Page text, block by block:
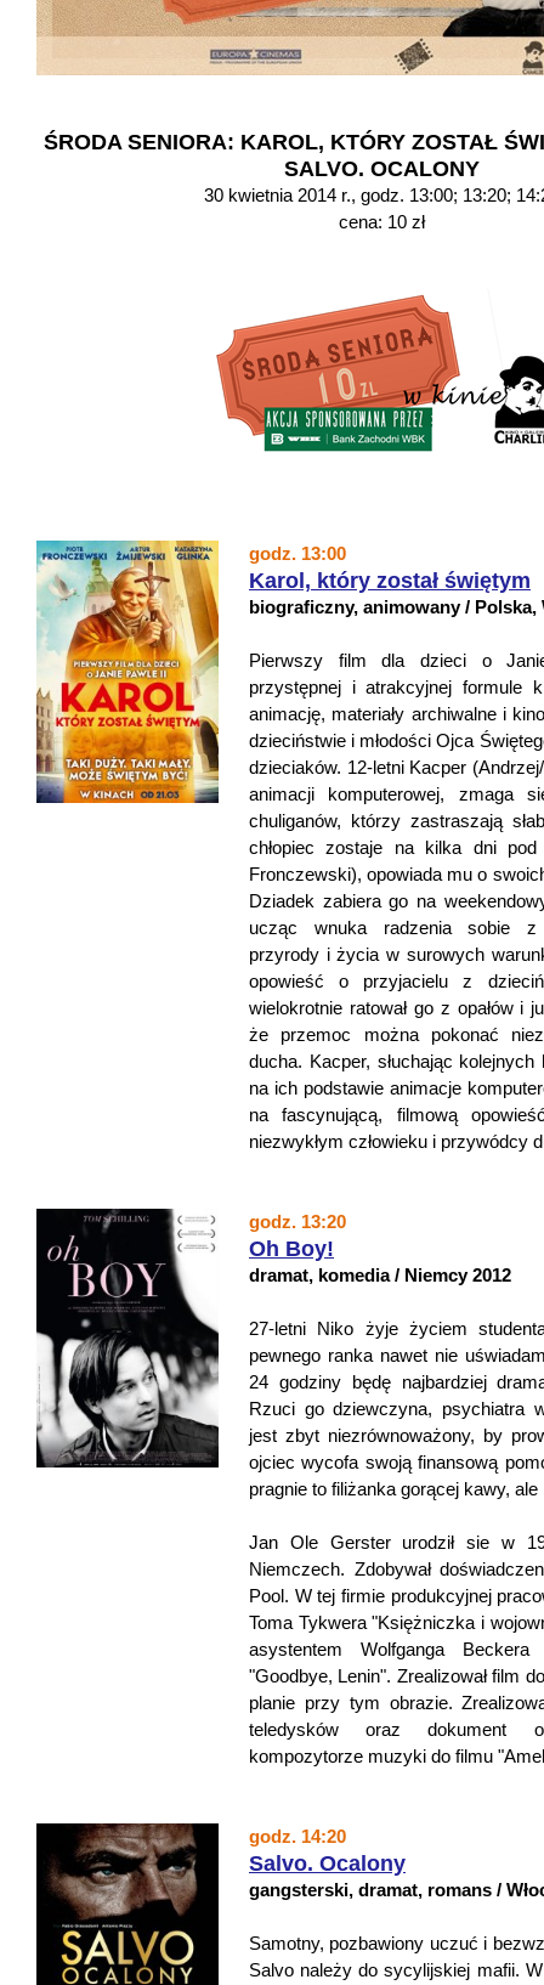
ŚRODA SENIORA: KAROL, KTÓRY ZOSTAŁ
SALVO. OCALONY
30 kwietnia 2014 r., godz. 13:00; 13:20;
cena: 10 zł
godz. 13:00
Karol, który został świętym
biograficzny, animowany / Polska,
Pierwszy film dla dzieci o
przystępnej i atrakcyjnej formule
animację, materiały archiwalne i
dzieciństwie i młodości Ojca
dzieciaków. 12-letni Kacper
animacji komputerowej, zmaga
chuliganów, którzy zastraszają
chłopiec zostaje na kilka dni
Fronczewski), opowiada mu o
Dziadek zabiera go na
ucząc wnuka radzenia sobie z
przyrody i życia w surowych
opowieść o przyjacielu z
wielokrotnie ratował go z opałów i
że przemoc można pokonać
ducha. Kacper, słuchając
na ich podstawie animacje
na fascynującą, filmową
niezwykłym człowieku i przywódcy
godz. 13:20
Oh Boy!
dramat, komedia / Niemcy 2012
27-letni Niko żyje życiem
pewnego ranka nawet nie
24 godziny będę najbardziej
Rzuci go dziewczyna, psychiatra
jest zbyt niezrównoważony, by
ojciec wycofa swoją finansową
pragnie to filiżanka gorącej kawy,
Jan Ole Gerster urodził sie w
Niemczech. Zdobywał
Pool. W tej firmie produkcyjnej
Toma Tykwera "Księżniczka i
asystentem Wolfganga
"Goodbye, Lenin". Zrealizował film
planie przy tym obrazie.
teledysków oraz dokument
kompozytorze muzyki do filmu
godz. 14:20
Salvo. Ocalony
gangsterski, dramat, romans /
Samotny, pozbawiony uczuć i
Salvo należy do sycylijskiej mafii.